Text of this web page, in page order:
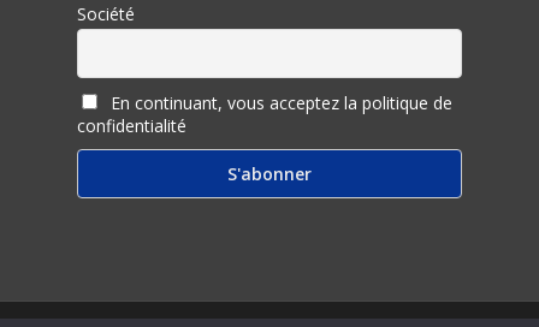
Société
En continuant, vous acceptez la politique de
confidentialité